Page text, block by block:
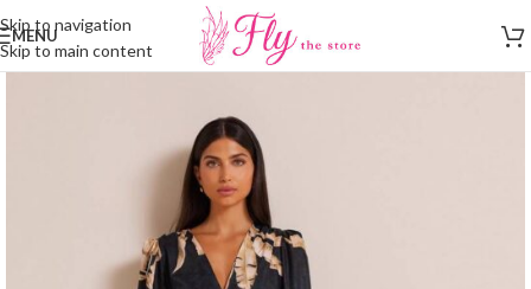
Skip to navigation
Skip to main content
MENU